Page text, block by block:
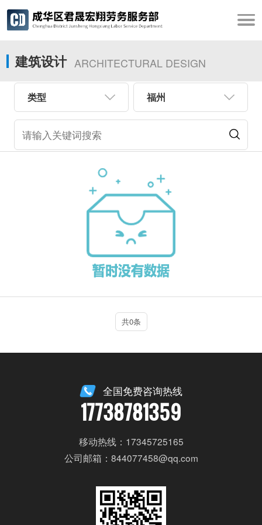
建筑设计 ARCHITECTURAL DESIGN
类型 福州
共0条
全国免费咨询热线
17738781359
移动热线：17345725165
公司邮箱：844077458@qq.com